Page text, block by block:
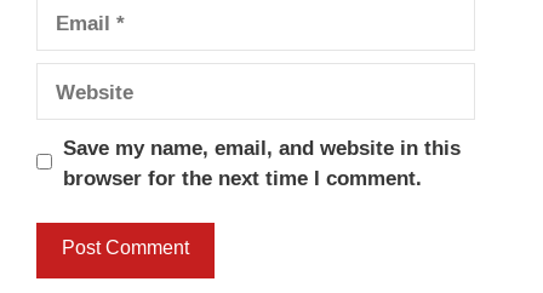
Website
Save my name, email, and website in this
browser for the next time I comment.